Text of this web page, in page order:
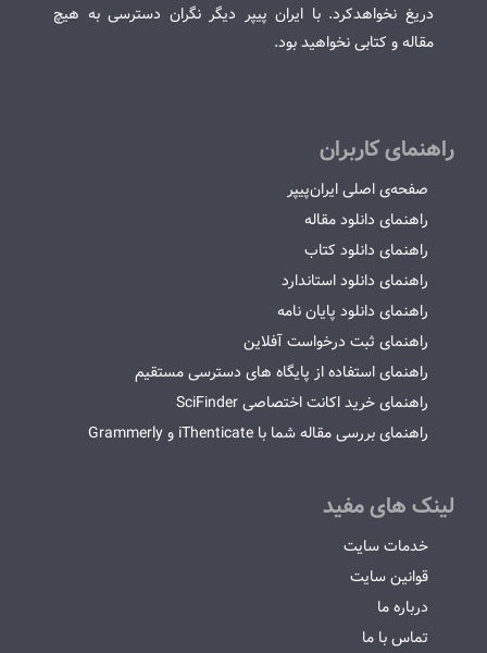
دریغ نخواهدکرد. با ایران پیپر دیگر نگران دسترسی به هیچ
مقاله و کتابی نخواهید بود.
راهنمای کاربران
صفحه‌ی اصلی ایران‌پیپر
راهنمای دانلود مقاله
راهنمای دانلود کتاب
راهنمای دانلود استاندارد
راهنمای دانلود پایان نامه
راهنمای ثبت درخواست آفلاین
راهنمای استفاده از پایگاه های دسترسی مستقیم
راهنمای خرید اکانت اختصاصی SciFinder
راهنمای بررسی مقاله شما با iThenticate و Grammerly
لینک های مفید
خدمات سایت
قوانین سایت
درباره ما
تماس با ما